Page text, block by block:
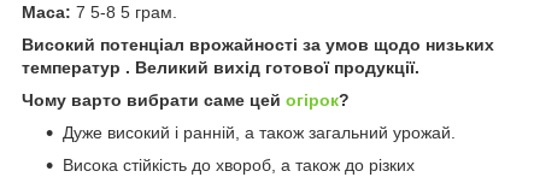
Маса: 7 5-8 5 грам.
Високий потенціал врожайності за умов щодо низьких
температур . Великий вихід готової продукції.
Чому варто вибрати саме цей огірок?
Дуже високий і ранній, а також загальний урожай.
Висока стійкість до хвороб, а також до різких